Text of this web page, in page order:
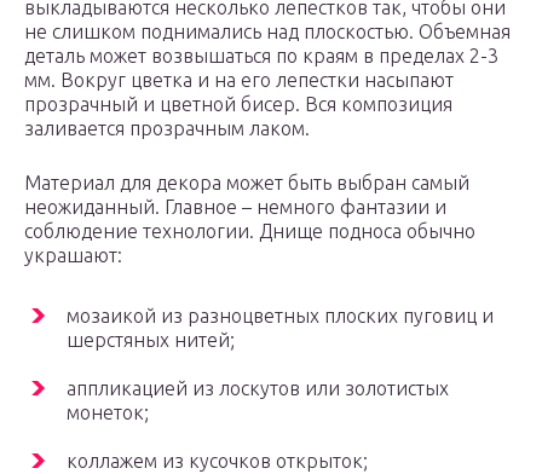
выкладываются несколько лепестков так, чтобы они
не слишком поднимались над плоскостью. Объемная
деталь может возвышаться по краям в пределах 2-3
мм. Вокруг цветка и на его лепестки насыпают
прозрачный и цветной бисер. Вся композиция
заливается прозрачным лаком.
Материал для декора может быть выбран самый
неожиданный. Главное – немного фантазии и
соблюдение технологии. Днище подноса обычно
украшают:
мозаикой из разноцветных плоских пуговиц и
шерстяных нитей;
аппликацией из лоскутов или золотистых
монеток;
коллажем из кусочков открыток;